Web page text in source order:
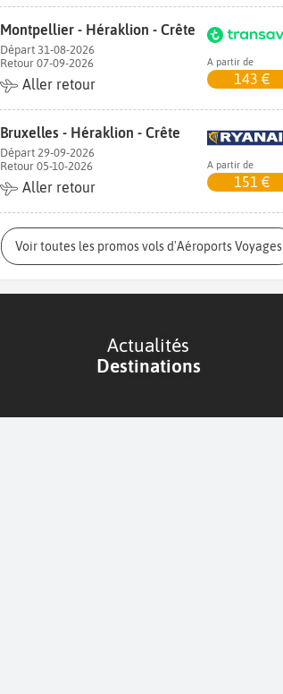
Montpellier - Héraklion - Crête
Départ 31-08-2026
Retour 07-09-2026
Aller retour
A partir de
143 €
Bruxelles - Héraklion - Crête
Départ 29-09-2026
Retour 05-10-2026
Aller retour
A partir de
151 €
Voir toutes les promos vols d'Aéroports Voyages
Actualités
Destinations